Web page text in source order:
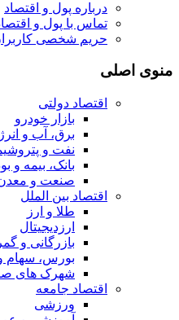
درباره پول و اقتصاد
تماس با پول و
حریم شخصی
منوی اصلی
اقتصاد دولتی
بازار خودرو
برق، آب و
نفت و
بانک، بیمه و
صنعت و
اقتصاد بین الملل
طلا و ارز
ارزدیجیتال
بازرگانی و
بورس، سهام
شهرک های
اقتصاد جامعه
ورزشی